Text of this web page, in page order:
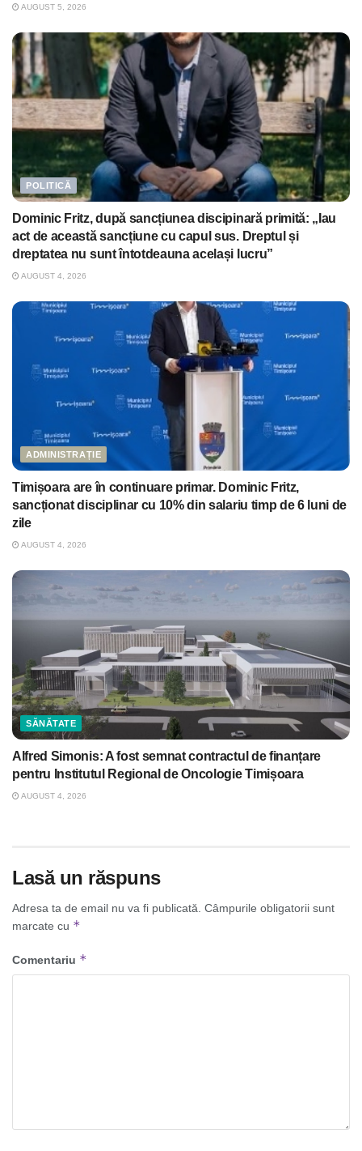
AUGUST 5, 2026
POLITICĂ
Dominic Fritz, după sancțiunea discipinară primită: „Iau
act de această sancțiune cu capul sus. Dreptul și
dreptatea nu sunt întotdeauna același lucru”
AUGUST 4, 2026
ADMINISTRAȚIE
Timișoara are în continuare primar. Dominic Fritz,
sancționat disciplinar cu 10% din salariu timp de 6 luni de
zile
AUGUST 4, 2026
SĂNĂTATE
Alfred Simonis: A fost semnat contractul de finanțare
pentru Institutul Regional de Oncologie Timișoara
AUGUST 4, 2026
Lasă un răspuns
Adresa ta de email nu va fi publicată. Câmpurile obligatorii sunt
marcate cu *
Comentariu *